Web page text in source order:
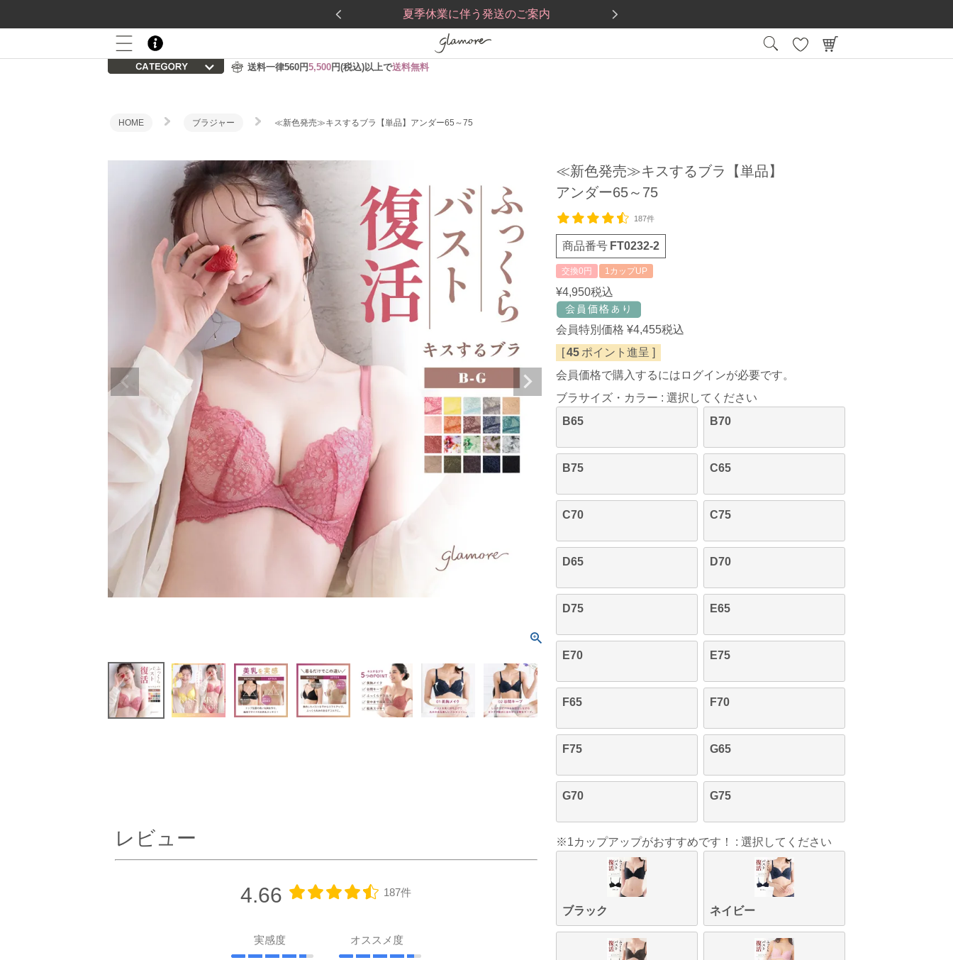
夏季休業に伴う発送のご案内
送料一律560円5,500円(税込)以上で送料無料
HOME ブラジャー ≪新色発売≫キスするブラ【単品】アンダー65～75
レビュー
4.66 187件
実感度 オススメ度
≪新色発売≫キスするブラ【単品】
アンダー65～75
187件
商品番号 FT0232-2
交換0円 1カップUP
¥4,950税込
会員特別価格 ¥4,455税込
[45 ポイント進呈 ]
会員価格で購入するにはログインが必要です。
ブラサイズ・カラー
選択してください
B65
B70
B75 C65
C70 C75
D65 D70
D75 E65
E70 E75
F65 F70
F75 G65
G70 G75
※1カップアップがおすすめです！ 選択してください
ブラック ネイビー